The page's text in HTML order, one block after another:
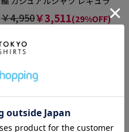
ー 長袖 レディース
￥4,950￥3,511(29%OFF)